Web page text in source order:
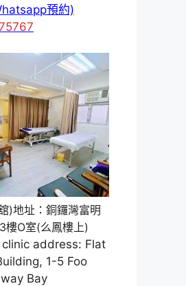
預約)
)地址：銅鑼灣富明
樓O室(么鳳樓上)
address: Flat
1-5 Foo
Bay